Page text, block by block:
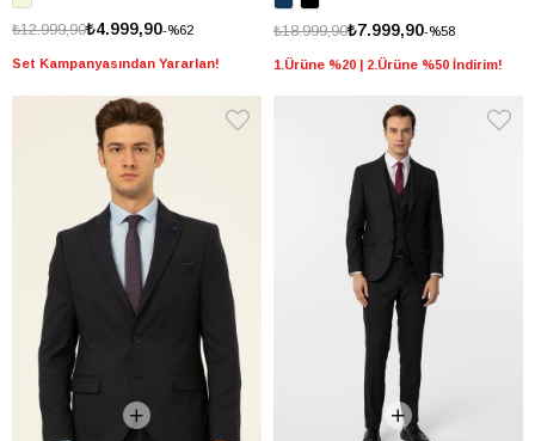
%62
₺4.999,90
₺12.999,90
Set Kampanyasından Yararlan!
%58
₺7.999,90
₺18.999,90
1.Ürüne %20 | 2.Ürüne %50 İndirim!